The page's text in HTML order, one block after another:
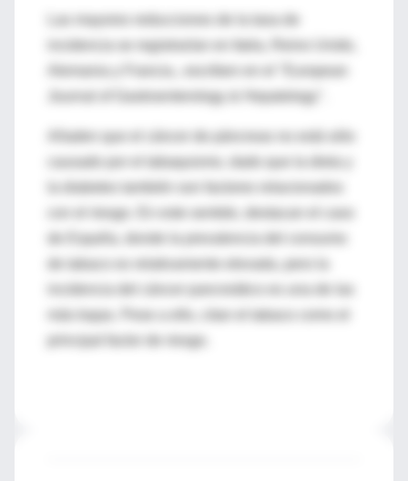
Las mayores reducciones de la tasa de
incidencia se registrarían en Italia, Reino Unido,
Journal of Gastroenterology & Hepatology".
causado por el tabaquismo, dado que la dieta y
con el riesgo. En este sentido, destacan el caso
de España, donde la prevalencia del consumo
principal factor de riesgo.